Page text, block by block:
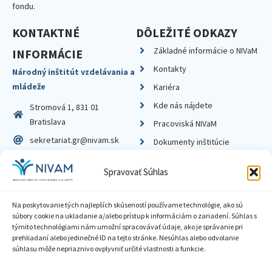
Spravovať Súhlas
Na poskytovanie tých najlepších skúseností používame technológie, ako sú
súbory cookie na ukladanie a/alebo prístup k informáciám o zariadení. Súhlas s
týmito technológiami nám umožní spracovávať údaje, ako je správanie pri
prehliadaní alebo jedinečné ID na tejto stránke. Nesúhlas alebo odvolanie
súhlasu môže nepriaznivo ovplyvniť určité vlastnosti a funkcie.
fondu.
KONTAKTNÉ
INFORMÁCIE
Národný inštitút vzdelávania a
mládeže
Stromová 1, 831 01
Bratislava
sekretariat.gr@nivam.sk
IČO: 00164348
DIČ: 2020798714
DÔLEŽITÉ ODKAZY
Základné informácie o NIVaM
Kontakty
Kariéra
Kde nás nájdete
Pracoviská NIVaM
Dokumenty inštitúcie
Zásady ochrany súkromia